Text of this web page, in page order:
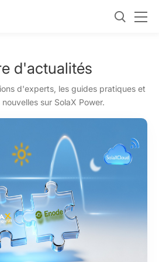
d'actualités
d'experts, les guides pratiques et
sur SolaX Power.